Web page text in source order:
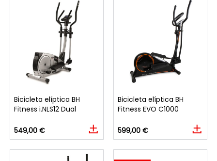
Bicicleta elíptica BH
Fitness i.NLS12 Dual
549,00 €
Bicicleta elíptica BH
Fitness EVO C1000
599,00 €